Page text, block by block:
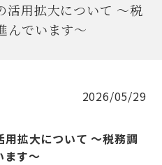
活用拡大について ～税
んでいます～
2026/05/29
用拡大について ～税務調
ます～